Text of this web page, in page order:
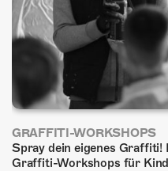
SHOP
GRAFFITI-WORKSHOPS
Spray dein eigenes
Graffiti-Workshops für